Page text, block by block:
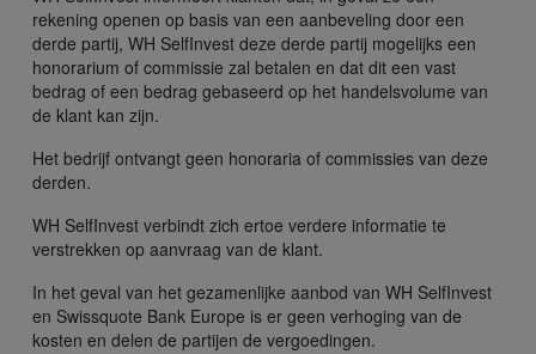
rekening openen op basis van een aanbeveling door een
derde partij, WH SelfInvest deze derde partij mogelijks een
honorarium of commissie zal betalen en dat dit een vast
bedrag of een bedrag gebaseerd op het handelsvolume van
de klant kan zijn.
Het bedrijf ontvangt geen honoraria of commissies van deze
derden.
WH SelfInvest verbindt zich ertoe verdere informatie te
verstrekken op aanvraag van de klant.
In het geval van het gezamenlijke aanbod van WH SelfInvest
en Swissquote Bank Europe is er geen verhoging van de
kosten en delen de partijen de vergoedingen.